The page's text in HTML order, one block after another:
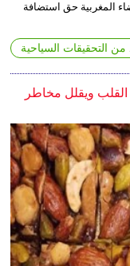
المغربية حق استضافة
من التحقيقات السياحية
ويقلل مخاطر